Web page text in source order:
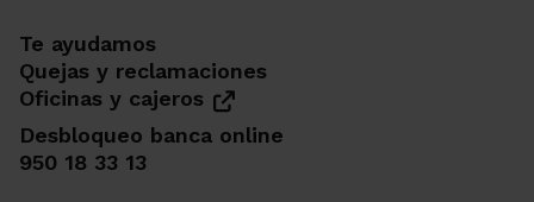
Te ayudamos
Quejas y reclamaciones
Oficinas y cajeros
Desbloqueo banca online
950 18 33 13